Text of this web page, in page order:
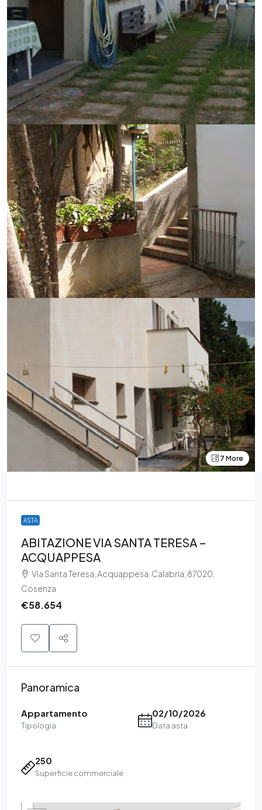
7 More
ASTA
ABITAZIONE VIA SANTA TERESA –
ACQUAPPESA
Via Santa Teresa, Acquappesa, Calabria, 87020,
Cosenza
€58.654
Panoramica
Appartamento
Tipologia
02/10/2026
Data asta
250
Superficie commerciale